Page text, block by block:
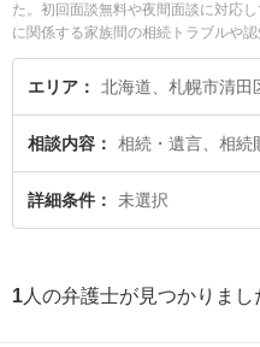
た。初回面談無料や夜間面談に対応
に関係する家族間の相続トラブルや
の絞り込み検索もでき便利です。特
プロフィール情報や弁護士費用、強
を検索したい』『初回相談無料で相
清田区内の弁護士に相談予約したい
す。
エリア 北海道、札幌市清田
相談内容 相続・遺言、相続
詳細条件 未選択
1 人の弁護士が見つかりまし